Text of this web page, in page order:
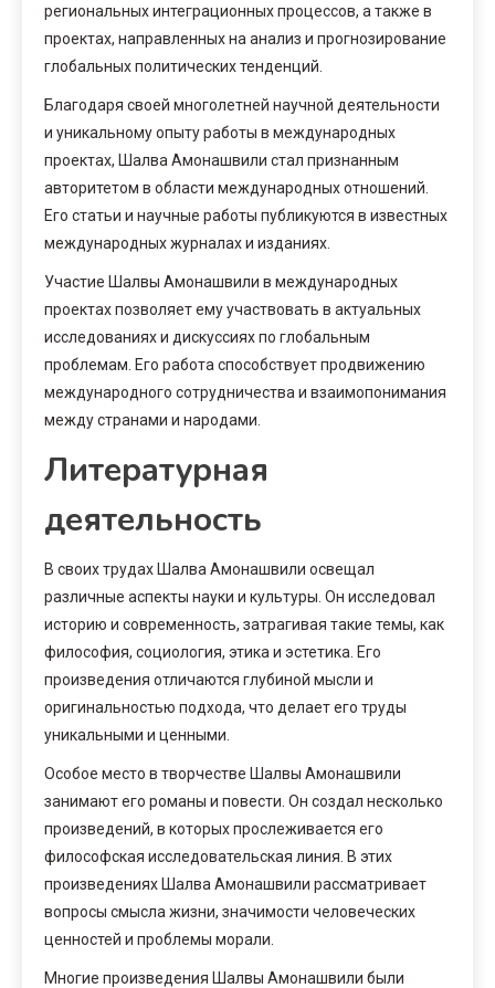
региональных интеграционных процессов, а также в
проектах, направленных на анализ и прогнозирование
глобальных политических тенденций.
Благодаря своей многолетней научной деятельности
и уникальному опыту работы в международных
проектах, Шалва Амонашвили стал признанным
авторитетом в области международных отношений.
Его статьи и научные работы публикуются в известных
международных журналах и изданиях.
Участие Шалвы Амонашвили в международных
проектах позволяет ему участвовать в актуальных
исследованиях и дискуссиях по глобальным
проблемам. Его работа способствует продвижению
международного сотрудничества и взаимопонимания
между странами и народами.
Литературная
деятельность
В своих трудах Шалва Амонашвили освещал
различные аспекты науки и культуры. Он исследовал
историю и современность, затрагивая такие темы, как
философия, социология, этика и эстетика. Его
произведения отличаются глубиной мысли и
оригинальностью подхода, что делает его труды
уникальными и ценными.
Особое место в творчестве Шалвы Амонашвили
занимают его романы и повести. Он создал несколько
произведений, в которых прослеживается его
философская исследовательская линия. В этих
произведениях Шалва Амонашвили рассматривает
вопросы смысла жизни, значимости человеческих
ценностей и проблемы морали.
Многие произведения Шалвы Амонашвили были